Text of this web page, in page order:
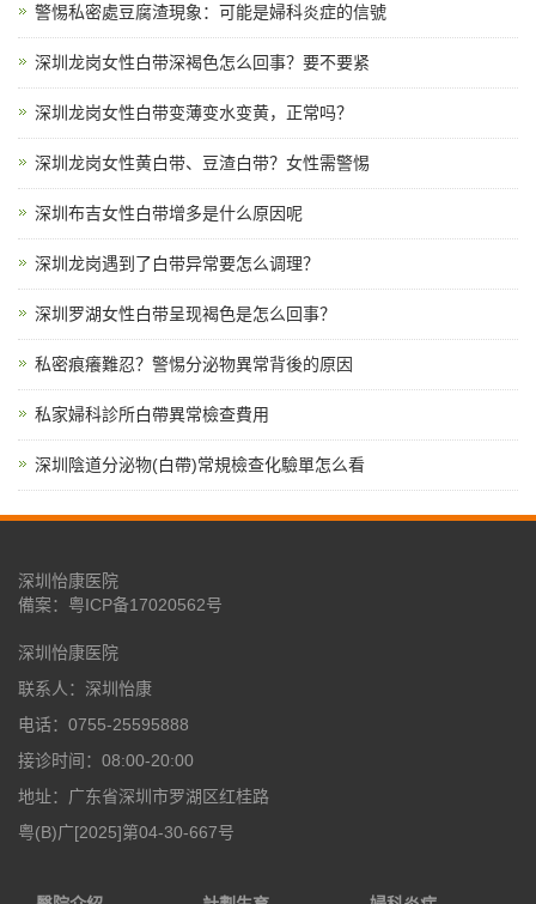
警惕私密處豆腐渣現象：可能是婦科炎症的信號
深圳龙岗女性白带深褐色怎么回事？要不要紧
深圳龙岗女性白带变薄变水变黄，正常吗？
深圳龙岗女性黄白带、豆渣白带？女性需警惕
深圳布吉女性白带增多是什么原因呢
深圳龙岗遇到了白带异常要怎么调理？
深圳罗湖女性白带呈现褐色是怎么回事？
私密痕癢難忍？警惕分泌物異常背後的原因
私家婦科診所白帶異常檢查費用
深圳陰道分泌物(白帶)常規檢查化驗單怎么看
深圳怡康医院
備案： 粤ICP备17020562号
深圳怡康医院
联系人：深圳怡康
电话：0755-25595888
接诊时间：08:00-20:00
地址：广东省深圳市罗湖区红桂路
粤(B)广[2025]第04-30-667号